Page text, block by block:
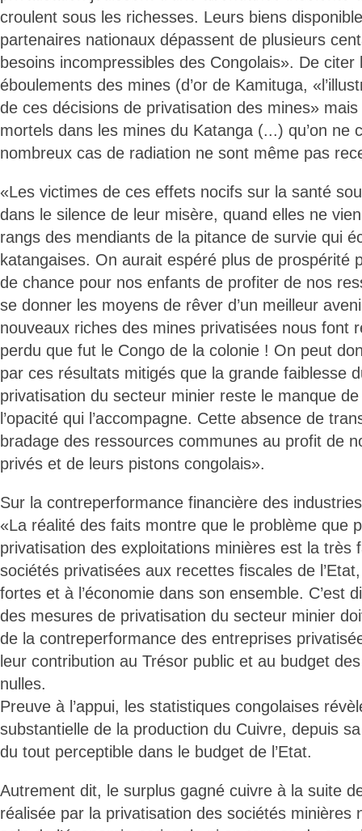
croulent sous les richesses. Leurs biens
partenaires nationaux dépassent de plusieurs
besoins incompressibles des Congolais». De citer
éboulements des mines (d’or de Kamituga,
de ces décisions de privatisation des mines»
mortels dans les mines du Katanga (...) qu’on ne
nombreux cas de radiation ne sont même pas
«Les victimes de ces effets nocifs sur la santé
dans le silence de leur misère, quand elles ne
rangs des mendiants de la pitance de survie qui
katangaises. On aurait espéré plus de prospérité
de chance pour nos enfants de profiter de nos
se donner les moyens de rêver d’un meilleur
nouveaux riches des mines privatisées nous font
perdu que fut le Congo de la colonie ! On peut
par ces résultats mitigés que la grande faiblesse
privatisation du secteur minier reste le manque
l’opacité qui l’accompagne. Cette absence de
bradage des ressources communes au profit de
privés et de leurs pistons congolais».
Sur la contreperformance financière des
«La réalité des faits montre que le problème que
privatisation des exploitations minières est la très
sociétés privatisées aux recettes fiscales de
fortes et à l’économie dans son ensemble. C’est
des mesures de privatisation du secteur minier
de la contreperformance des entreprises
leur contribution au Trésor public et au budget
nulles.
Preuve à l’appui, les statistiques congolaises
substantielle de la production du Cuivre, depuis
du tout perceptible dans le budget de l’Etat.
Autrement dit, le surplus gagné cuivre à la suite
réalisée par la privatisation des sociétés minières